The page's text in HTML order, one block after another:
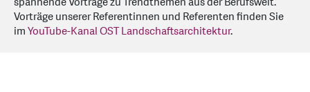
Vorträge unserer Referentinnen und Referenten finden Sie
imYouTube-Kanal OST Landschaftsarchitektur.